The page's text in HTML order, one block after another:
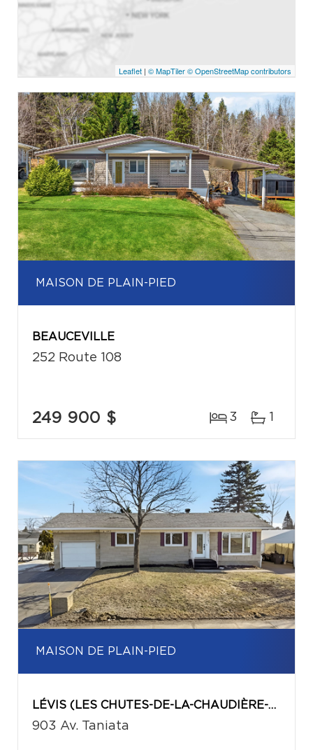
Leaflet | © MapTiler© OpenStreetMap contributors
MAISON DE PLAIN-PIED
BEAUCEVILLE
252 Route 108
249 900 $ 3 1
MAISON DE PLAIN-PIED
LÉVIS (LES CHUTES-DE-LA-CHAUDIÈRE-EST)
903 Av. Taniata